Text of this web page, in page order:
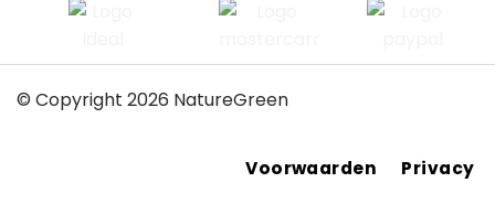
© Copyright 2026 NatureGreen
Voorwaarden Privacy